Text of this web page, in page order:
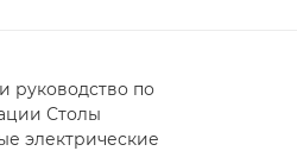
руководство по
Столы
электрические